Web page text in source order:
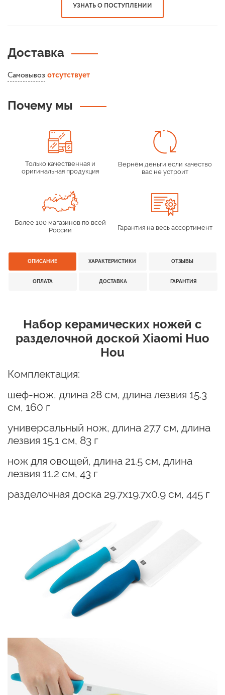
УЗНАТЬ О ПОСТУПЛЕНИИ
Доставка
Самовывоз отсутствует
Почему мы
Только качественная и
оригинальная продукция
Вернём деньги если качество
вас не устроит
Более 100 магазинов по всей
России
Гарантия на весь ассортимент
ОПИСАНИЕ ХАРАКТЕРИСТИКИ ОТЗЫВЫ
ОПЛАТА ДОСТАВКА ГАРАНТИЯ
Набор керамических ножей с
разделочной доской Xiaomi Huo
Hou
Комплектация:
шеф-нож, длина 28 см, длина лезвия 15.3
см, 160 г
универсальный нож, длина 27.7 см, длина
лезвия 15.1 см, 83 г
нож для овощей, длина 21.5 см, длина
лезвия 11.2 см, 43 г
разделочная доска 29.7х19.7х0.9 см, 445 г